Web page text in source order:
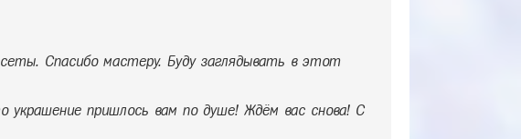
Спасибо мастеру. Буду заглядывать в этот
украшение пришлось вам по душе! Ждём вас снова! С